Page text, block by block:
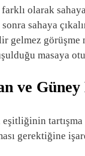
olarak
sahaya
gelmez görüşme
masaya
ve
gerektiğine